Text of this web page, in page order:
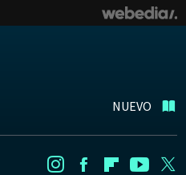
NUEVO
InstagramFacebookFlipboard
Youtube